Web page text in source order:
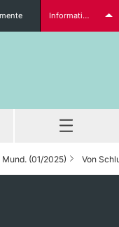
Informationen für...
Mund. (01/2025) Von